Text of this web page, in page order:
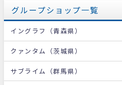
グループショップ一覧
イングラフ（青森県）
クァンタム（茨城県）
サブライム（群馬県）